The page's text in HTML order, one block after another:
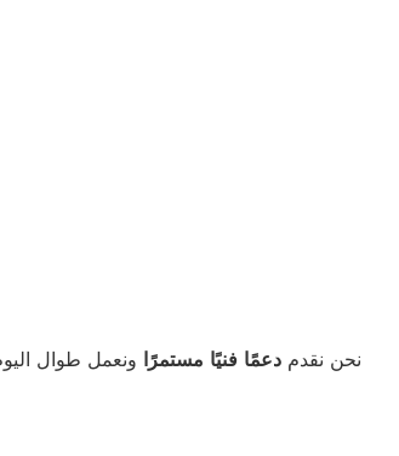
نحن نقدمدعمًا فنيًا مستمرًا ونعمل طوال